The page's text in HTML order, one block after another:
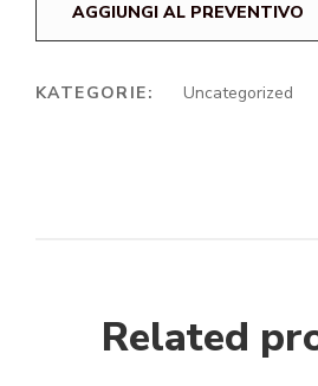
AGGIUNGI AL PREVENTIVO
KATEGORIE: Uncategorized
Related